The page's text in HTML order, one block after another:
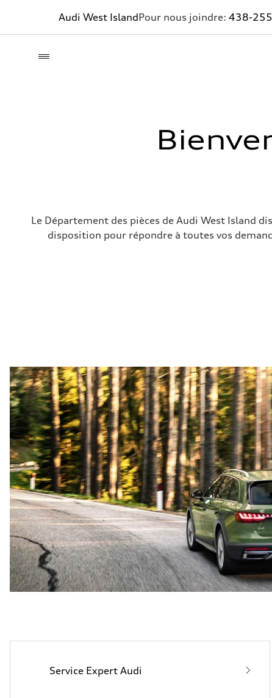
Audi West IslandPour nous joindre: 438-
Le Département des pièces de Audi West Island
disposition pour répondre à toutes vos
Service Expert Audi